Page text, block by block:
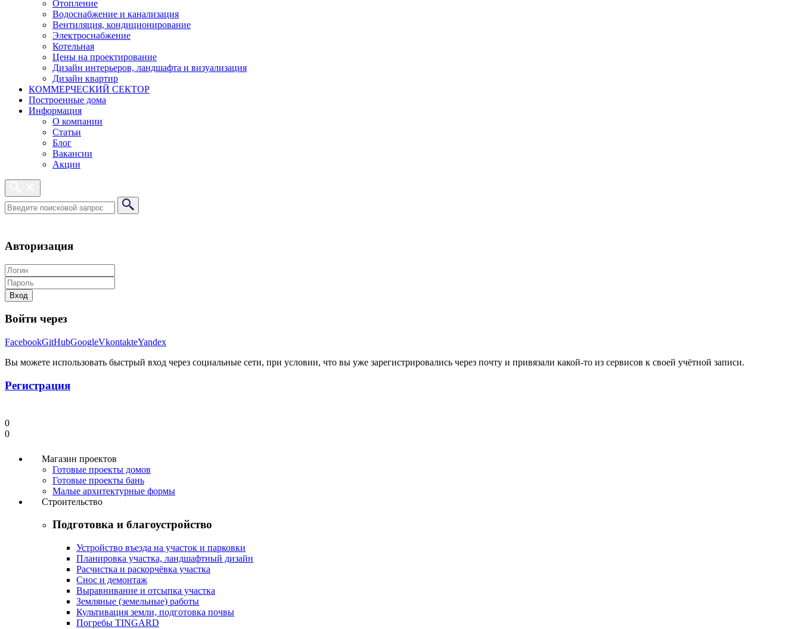
Отопление
Водоснабжение и канализация
Вентиляция, кондиционирование
Электроснабжение
Котельная
Цены на проектирование
Дизайн интерьеров, ландшафта и визуализация
Дизайн квартир
КОММЕРЧЕСКИЙ СЕКТОР
Построенные дома
Информация
О компании
Статьи
Блог
Вакансии
Акции
Авторизация
Вход
Войти через
FacebookGitHubGoogleVkontakteYandex
Вы можете использовать быстрый вход через социальные сети, при условии, что вы уже зарегистрировались через почту и привязали какой-то из сервисов к своей учётной записи.
Регистрация
0
0
Магазин проектов
Готовые проекты домов
Готовые проекты бань
Малые архитектурные формы
Строительство
Подготовка и благоустройство
Устройство въезда на участок и парковки
Планировка участка, ландшафтный дизайн
Расчистка и раскорчёвка участка
Снос и демонтаж
Выравнивание и отсыпка участка
Земляные (земельные) работы
Культивация земли, подготовка почвы
Погребы TINGARD